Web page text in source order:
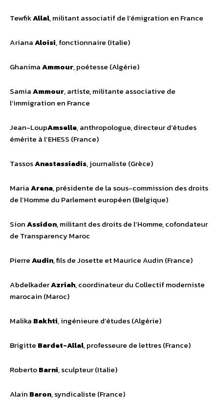
TewfikAllal, militant associatif de l’émigration en France
ArianaAloisi, fonctionnaire (Italie)
GhanimaAmmour, poétesse (Algérie)
SamiaAmmour, artiste, militante associative de
l’immigration en France
Jean-LoupAmselle, anthropologue, directeur d’études
émérite à l’EHESS (France)
TassosAnastassiadis, journaliste (Grèce)
MariaArena, présidente de la sous-commission des droits
de l’Homme du Parlement européen (Belgique)
SionAssidon, militant des droits de l’Homme, cofondateur
de Transparency Maroc
PierreAudin, fils de Josette et Maurice Audin (France)
AbdelkaderAzriah, coordinateur du Collectif moderniste
marocain (Maroc)
Malika Bakhti, ingénieure d’études (Algérie)
Brigitte Bardet-Allal, professeure de lettres (France)
RobertoBarni, sculpteur (Italie)
Alain Baron, syndicaliste (France)